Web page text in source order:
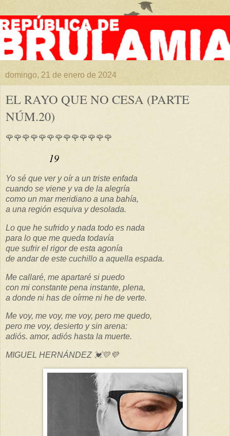
domingo, 21 de enero de 2024
EL RAYO QUE NO CESA (PARTE
NÚM.20)
🌹🌹🌹🌹🌹🌹🌹🌹🌹🌹🌹🌹🌹
19
Yo sé que ver y oír a un triste enfada
cuando se viene y va de la alegría
como un mar meridiano a una bahía,
a una región esquiva y desolada.
Lo que he sufrido y nada todo es nada
para lo que me queda todavía
que sufrir el rigor de esta agonía
de andar de este cuchillo a aquella espada.
Me callaré, me apartaré si puedo
con mi constante pena instante, plena,
a donde ni has de oírme ni he de verte.
Me voy, me voy, me voy, pero me quedo,
pero me voy, desierto y sin arena:
adiós. amor, adiós hasta la muerte.
MIGUEL HERNÁNDEZ 💓💛💜